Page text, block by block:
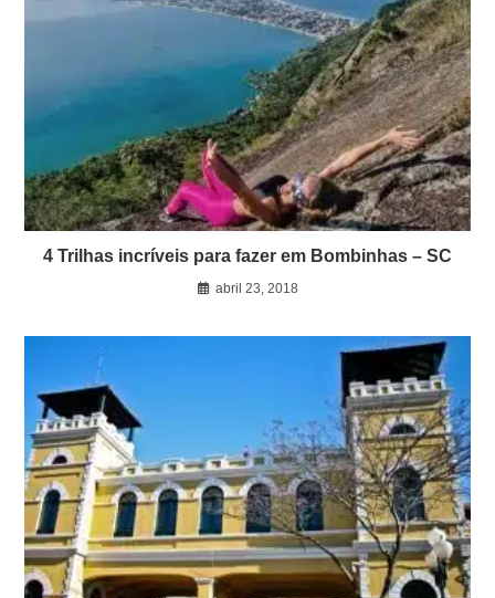
4 Trilhas incríveis para fazer em Bombinhas – SC
abril 23, 2018